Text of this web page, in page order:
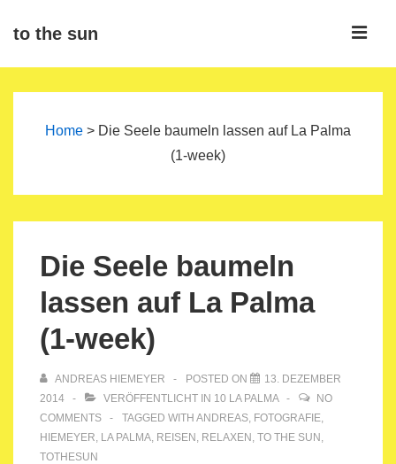
Zumto the sun
Home > Die Seele baumeln lassen auf La Palma
(1-week)
Die Seele baumeln
lassen auf La Palma
(1-week)
ANDREAS HIEMEYER POSTED ON
13. DEZEMBER
2014
VERÖFFENTLICHT IN 10 LA PALMA
NO
COMMENTS
TAGGED WITH ANDREAS, FOTOGRAFIE,
HIEMEYER, LA PALMA, REISEN , RELAXEN , TO THE SUN ,
TOTHESUN